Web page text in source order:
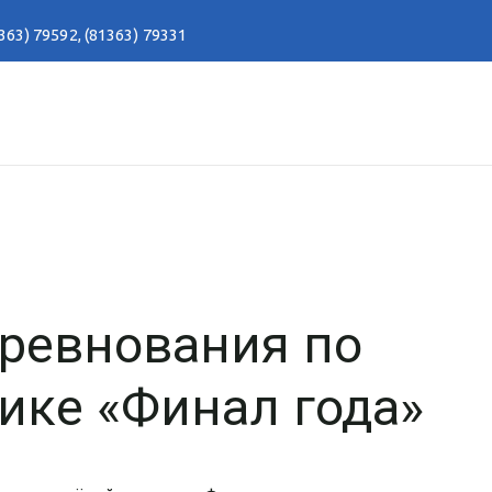
79592,(81363) 79331
по
«Финал года»